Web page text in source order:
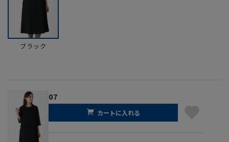
ブラック
07
カートに入れる